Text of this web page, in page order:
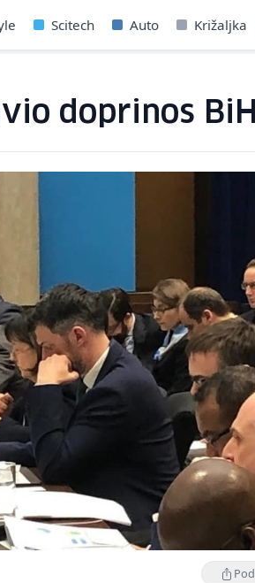
Scitech Auto Križaljka
doprinos